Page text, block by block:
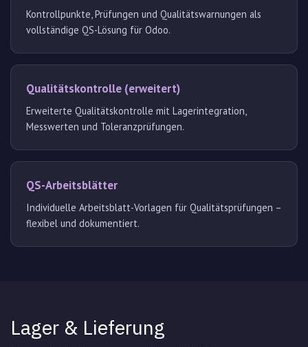
Kontrollpunkte, Prüfungen und Qualitätswarnungen als
vollständige QS-Lösung für Odoo.
Qualitätskontrolle (erweitert)
Erweiterte Qualitätskontrolle mit Lagerintegration,
Messwerten und Toleranzprüfungen.
QS-Arbeitsblätter
Individuelle Arbeitsblatt-Vorlagen für Qualitätsprüfungen –
flexibel und dokumentiert.
Lager & Lieferung